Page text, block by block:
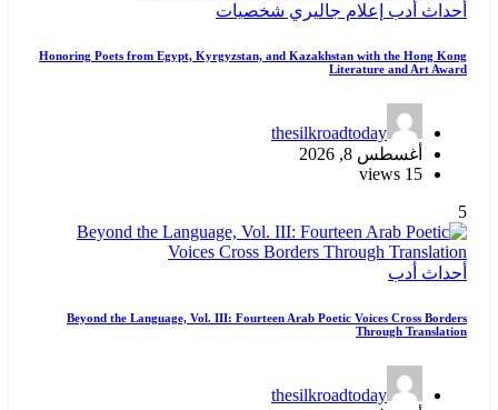
أحداث أدب إعلام جاليري شخصيات
Honoring Poets from Egypt, Kyrgyzstan, and Kazakhstan with the Hong Kong
Literature and Art Award
thesilkroadtoday
أغسطس 8, 2026
15 views
5
أحداث أدب
Beyond the Language, Vol. III: Fourteen Arab Poetic Voices Cross Borders
Through Translation
thesilkroadtoday